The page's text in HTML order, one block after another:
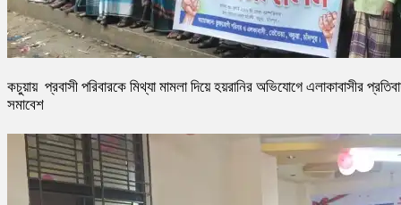
কচুয়ায় প্রবাসী পরিবারকে মিথ্যা মামলা দিয়ে হয়রানির অভিযোগে এলাকাবাসীর
সমাবেশ